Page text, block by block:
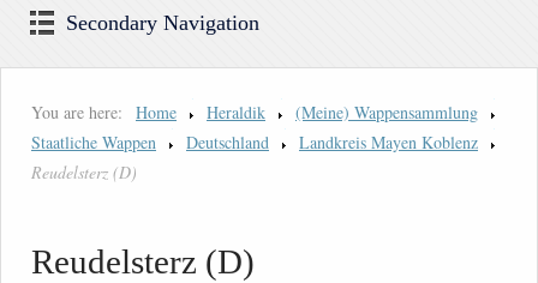
Secondary Navigation
You are here: Home Heraldik
(Meine) Wappensammlung
Staatliche Wappen
Deutschland
Landkreis Mayen Koblenz
Reudelsterz (D)
Reudelsterz (D)